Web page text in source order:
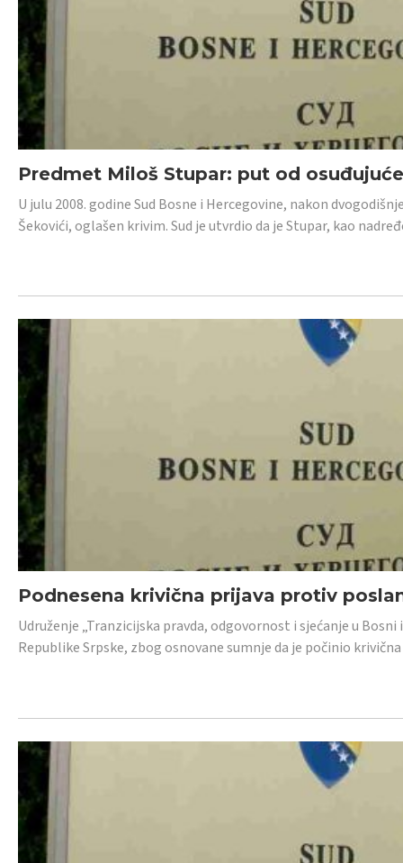
Predmet Miloš Stupar: put od
U julu 2008. godine Sud Bosne i Hercegovine, nakon
Šekovići, oglašen krivim. Sud je utvrdio da je Stupar, kao
Podnesena krivična prijava protiv
Udruženje „Tranzicijska pravda, odgovornost i sjećanje u
Republike Srpske, zbog osnovane sumnje da je počinio